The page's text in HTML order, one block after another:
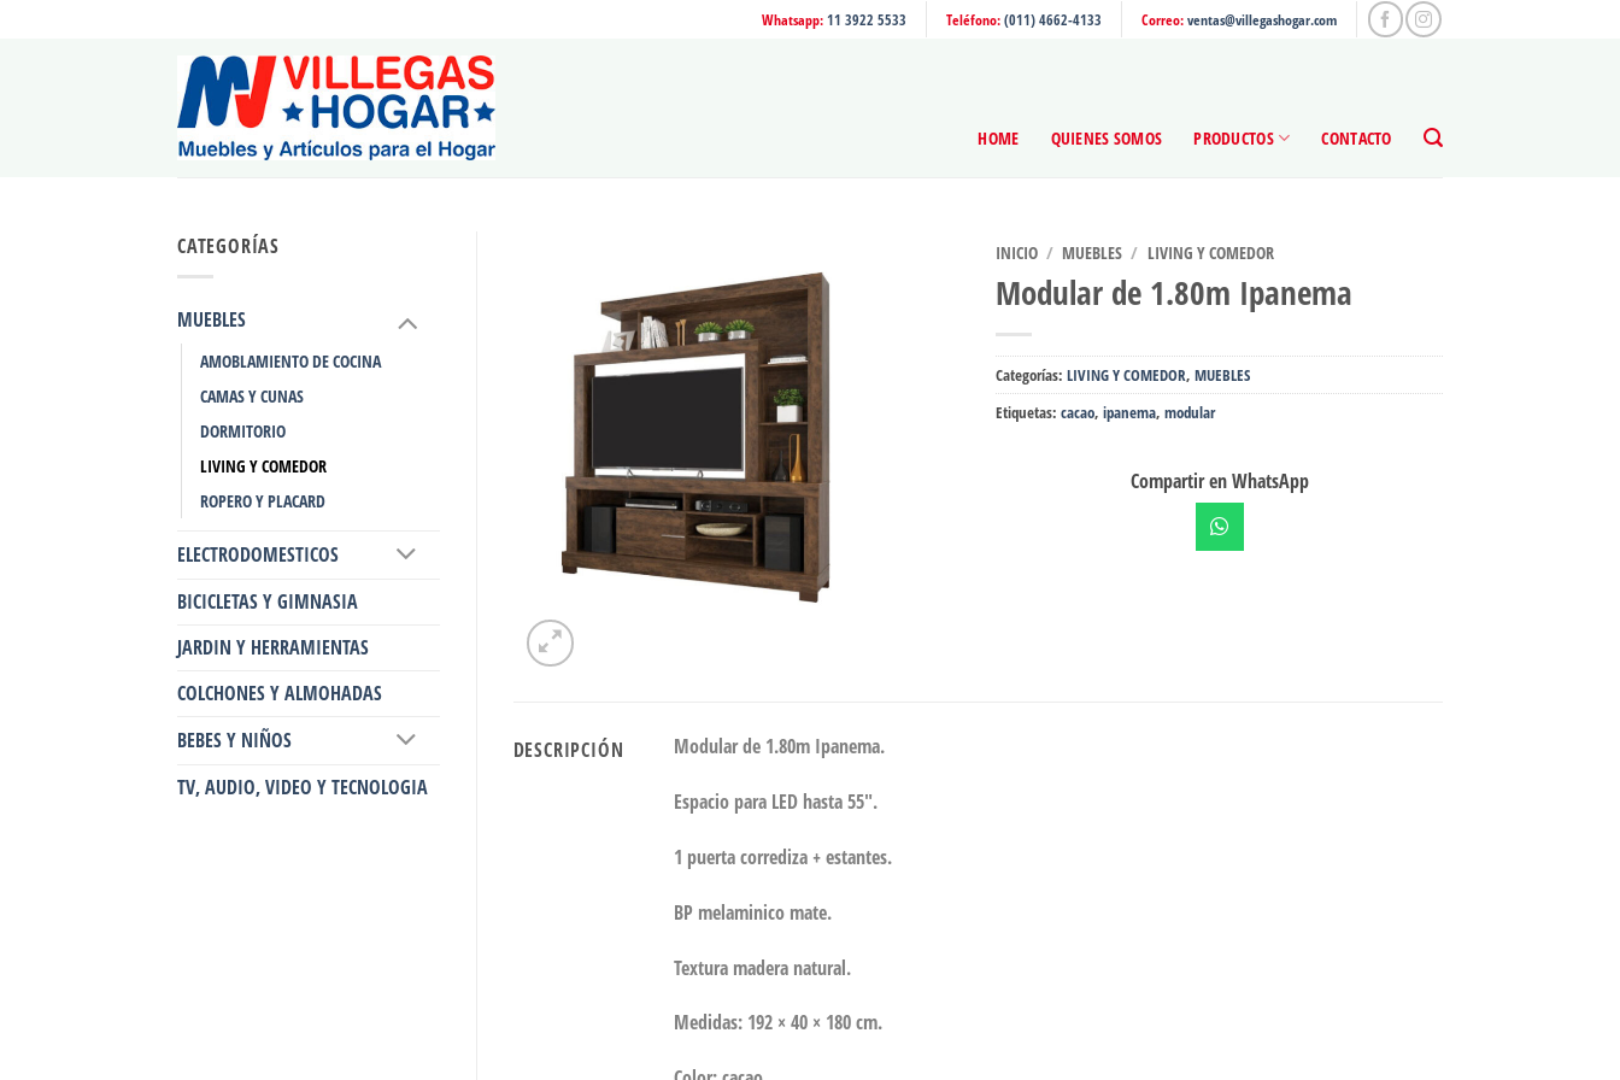
Whatsapp:11 3922 5533 Teléfono:(011) 4662-4133 Correo:ventas@villegashogar.com
HOME QUIENES SOMOS PRODUCTOS CONTACTO
CATEGORÍAS
MUEBLES
AMOBLAMIENTO DE COCINA
CAMAS Y CUNAS
DORMITORIO
LIVING Y COMEDOR
ROPERO Y PLACARD
ELECTRODOMESTICOS
BICICLETAS Y GIMNASIA
JARDIN Y HERRAMIENTAS
COLCHONES Y ALMOHADAS
BEBES Y NIÑOS
TV, AUDIO, VIDEO Y TECNOLOGIA
INICIO / MUEBLES / LIVING Y COMEDOR
Modular de 1.80m Ipanema
Categorías:LIVING Y COMEDOR,MUEBLES
Etiquetas:cacao,ipanema,modular
Compartir en WhatsApp
DESCRIPCIÓN Modular de 1.80m Ipanema.
Espacio para LED hasta 55″.
1 puerta corrediza + estantes.
BP melaminico mate.
Textura madera natural.
Medidas: 192 × 40 × 180 cm.